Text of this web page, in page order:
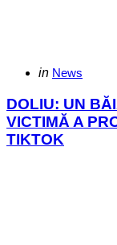
Categories
Posted
in News
DOLIU: UN
VICTIMĂ A
TIKTOK